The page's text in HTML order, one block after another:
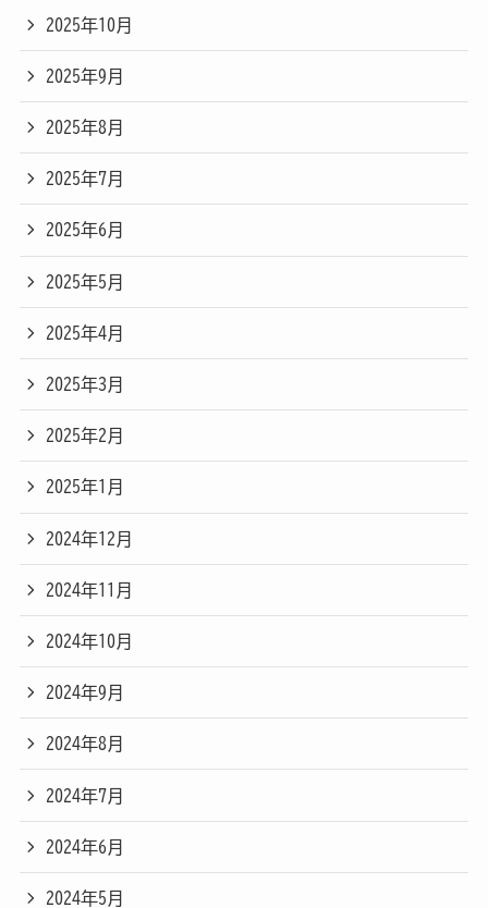
2025年10月
2025年9月
2025年8月
2025年7月
2025年6月
2025年5月
2025年4月
2025年3月
2025年2月
2025年1月
2024年12月
2024年11月
2024年10月
2024年9月
2024年8月
2024年7月
2024年6月
2024年5月